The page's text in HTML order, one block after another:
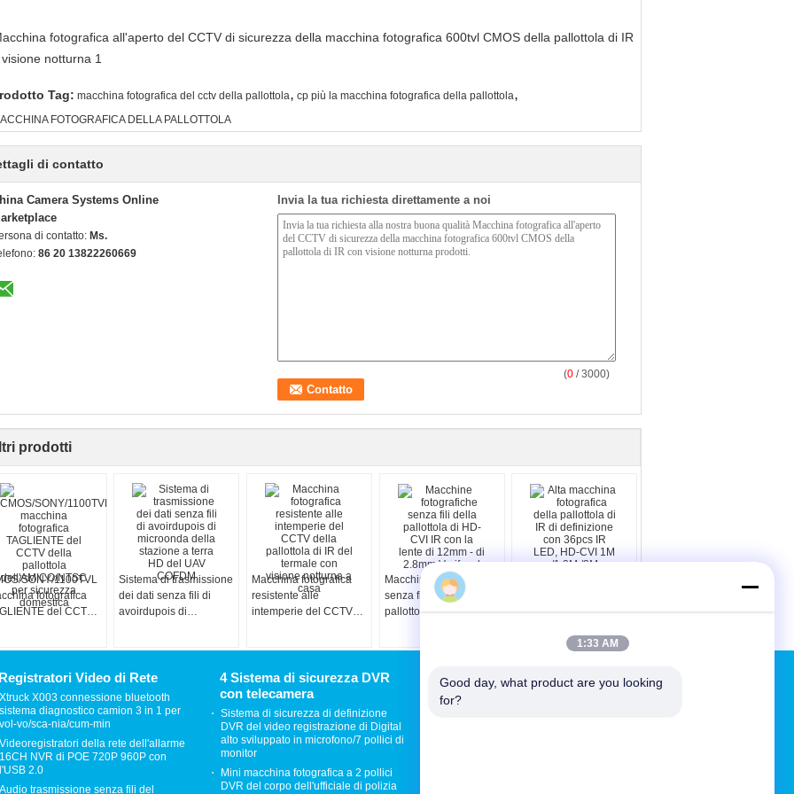
Tag: macchina fotografica del cctv della pallottola, cp più la macchina fotografica della pallottola,
FOTOGRAFICA DELLA PALLOTTOLA
di contatto
Camera Systems Online
di contatto: Ms.
86 20 13822260669
Invia la tua richiesta direttamente a noi
(0 / 3000)
prodotti
SONY/1100TVL
fotografica
del CCTV
Sistema di trasmissione
dei dati senza fili di
avoirdupois di
Macchina fotografica
resistente alle
intemperie del CCTV
Macchine fotografiche
senza fili della
pallottola di HD-CVI IR
pallottola di IR di
IR LED, HD-CVI 1M
Registratori Video di Rete
Xtruck X003 connessione bluetooth
sistema diagnostico camion 3 in 1 per
vol-vo/sca-nia/cum-min
Videoregistratori della rete dell'allarme
16CH NVR di POE 720P 960P con
l'USB 2.0
Audio trasmissione senza fili del
4 Sistema di sicurezza DVR
con telecamera
Sistema di sicurezza di definizione
DVR del video registrazione di Digital
alto sviluppato in microfono/7 pollici di
monitor
Mini macchina fotografica a 2 pollici
DVR del corpo dell'ufficiale di polizia
Richiedere un preventivo
1:33 AM
Good day, what product are you looking
for?